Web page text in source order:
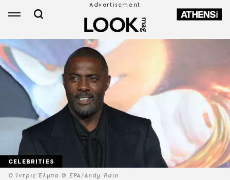
O Ίντρις Έλμπα © EPA/Andy Rain
CELEBRITIES